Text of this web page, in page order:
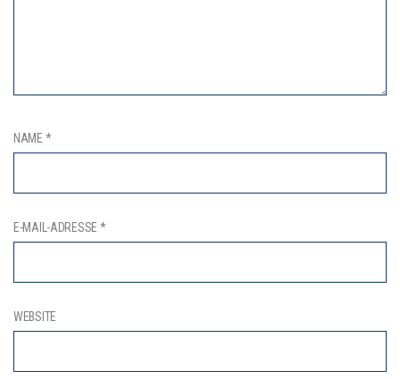
NAME *
E-MAIL-ADRESSE *
WEBSITE